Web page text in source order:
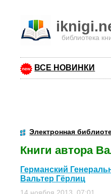
библиотека
ВСЕ НОВИНКИ
Электронная
Книги автора
Германский
Вальтер Гёрлиц